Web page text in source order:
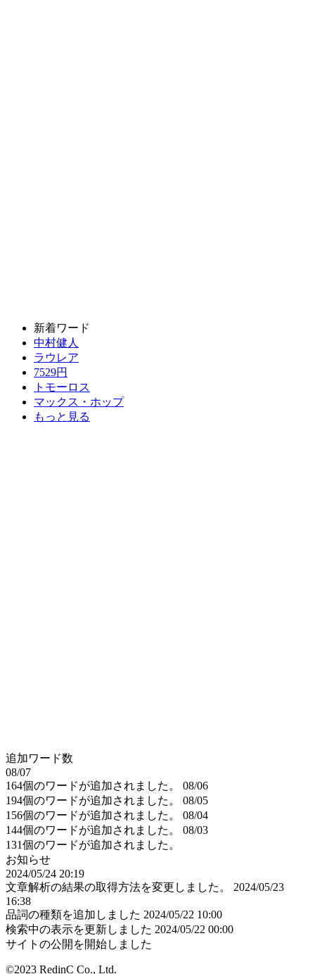
新着ワード
中村健人
ラウレア
7529円
トモーロス
マックス・ホップ
もっと見る
追加ワード数
08/07
164個のワードが追加されました。
08/06
194個のワードが追加されました。
08/05
156個のワードが追加されました。
08/04
144個のワードが追加されました。
08/03
131個のワードが追加されました。
お知らせ
2024/05/24 20:19
文章解析の結果の取得方法を変更しました。
2024/05/23
16:38
品詞の種類を追加しました 2024/05/22 10:00
検索中の表示を更新しました 2024/05/22 00:00
サイトの公開を開始しました
©2023 RedinC Co., Ltd.